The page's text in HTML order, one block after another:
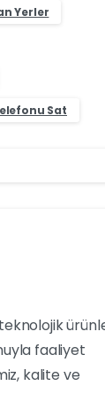
Yerler
Sat
faaliyet
kalite ve